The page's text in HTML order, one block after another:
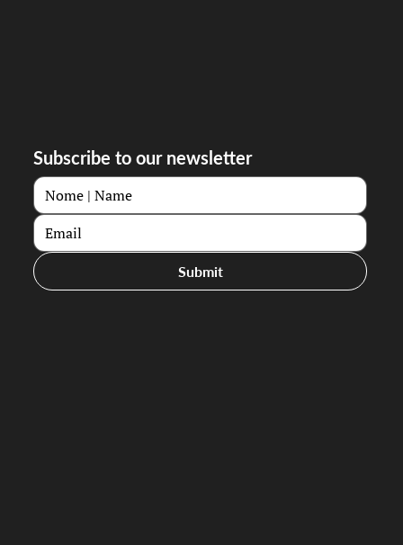
Subscribe to our newsletter
Submit